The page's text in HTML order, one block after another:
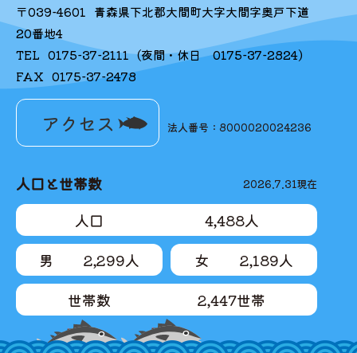
〒039-4601 青森県下北郡大間町大字大間字奥戸下道
20番地4
TEL 0175-37-2111 (夜間・休日0175-37-2824)
FAX 0175-37-2478
アクセス 法人番号：8000020024236
人口と世帯数 2026.7.31現在
人口 4,488人
男
2,299人 女 2,189人
世帯数
2,447世帯